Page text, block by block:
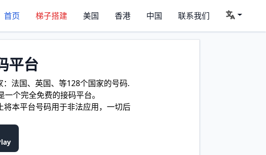
首页 梯子搭建 美国 香港 中国 联系我们
平台
法国、英国、等128个国家的号码.
个完全免费的接码平台。
本平台号码用于非法应用，一切后